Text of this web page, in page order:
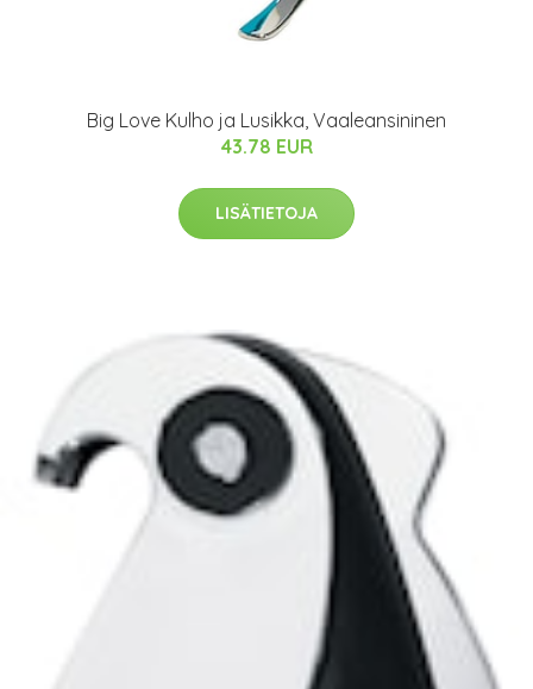
Big Love Kulho ja Lusikka, Vaaleansininen
43.78 EUR
LISÄTIETOJA